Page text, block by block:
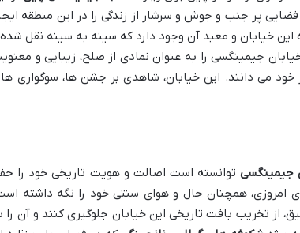
پر جنب و جوش و سرشار از زندگی را در این منطقه
این خیابان و معبد آن وجود دارد که سینه به سینه نقل
جیمینگسی را به عنوان نمادی از صلح، زیبایی و
می دانند. این خیابان، شاهدی بر جشن ها، سوگواری
جیمینگسی توانسته است اصالت و هویت تاریخی خود را
امروزی، همچنان حال و هوای سنتی خود را نگه داشته
از تخریب بافت تاریخی این خیابان جلوگیری کنند و آن را